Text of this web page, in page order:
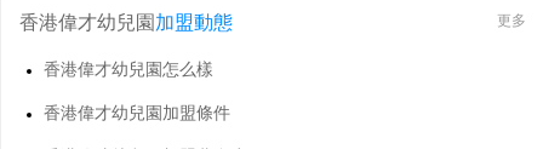
香港偉才幼兒園 加盟動態 更多
香港偉才幼兒園怎么樣
香港偉才幼兒園加盟條件